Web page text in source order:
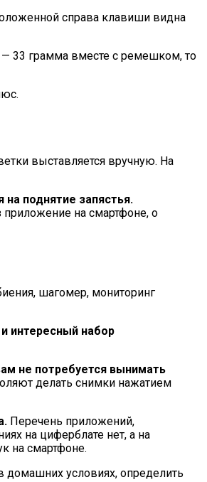
справа клавиши видна
33 грамма вместе с ремешком, то
выставляется вручную. На
поднятие запястья.
на смартфоне, о
шагомер, мониторинг
интересный набор
не потребуется вынимать
делать снимки нажатием
Перечень приложений,
на циферблате нет, а на
на смартфоне.
домашних условиях, определить